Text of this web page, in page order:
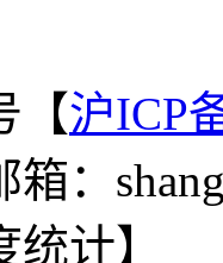
【沪ICP
：
统计】